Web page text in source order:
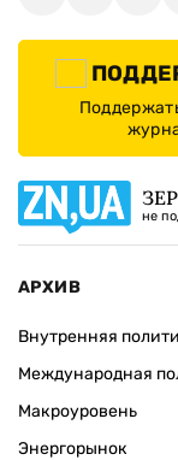
не
АРХИВ
Внутренняя
Международная
Макроуровень
Энергорынок